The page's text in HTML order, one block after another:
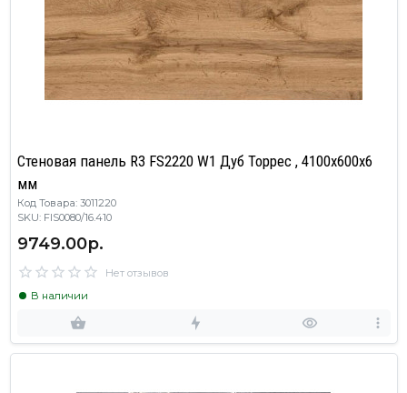
Стеновая панель R3 FS2220 W1 Дуб Торрес , 4100х600х6
мм
Код Товара: 3011220
SKU: FIS0080/16.410
9749.00р.
Нет отзывов
В наличии